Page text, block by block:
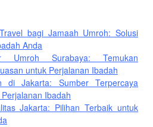
bagi Jamaah Umroh: Solusi
Anda
Surabaya: Temukan
untuk Perjalanan Ibadah
di Jakarta: Sumber Terpercaya
Ibadah
Jakarta: Pilihan Terbaik untuk